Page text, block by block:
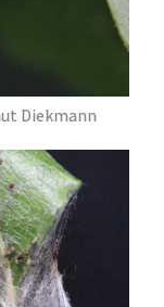
Diekmann